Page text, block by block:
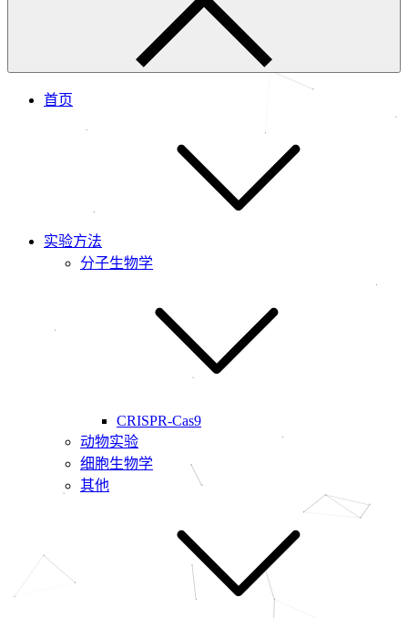
首页
实验方法
分子生物学
CRISPR-Cas9
动物实验
细胞生物学
其他